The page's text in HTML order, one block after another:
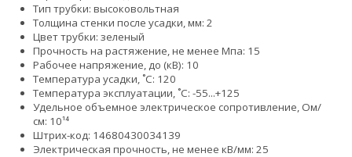
Тип трубки: высоковольтная
Толщина стенки после усадки, мм: 2
Цвет трубки: зеленый
Прочность на растяжение, не менее Мпа: 15
Рабочее напряжение, до (кВ): 10
Температура усадки, ˚С: 120
Температура эксплуатации, ˚С: -55...+125
Удельное объемное электрическое сопротивление, Ом/
см: 10¹⁴
Штрих-код: 14680430034139
Электрическая прочность, не менее кВ/мм: 25